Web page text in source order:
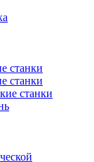
станки
станки
станки